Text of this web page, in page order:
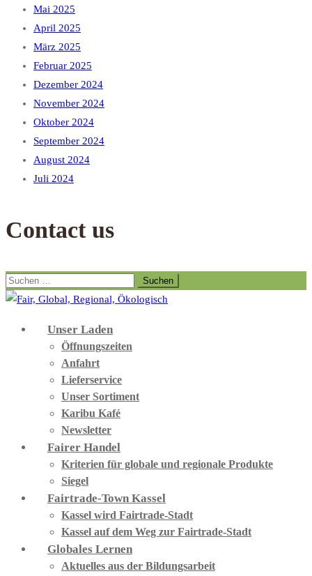
Mai 2025
April 2025
März 2025
Februar 2025
Dezember 2024
November 2024
Oktober 2024
September 2024
August 2024
Juli 2024
Contact us
Suchen
nach:
Unser Laden
Öffnungszeiten
Anfahrt
Lieferservice
Unser Sortiment
Karibu Kafé
Newsletter
Fairer Handel
Kriterien für globale und regionale Produkte
Siegel
Fairtrade-Town Kassel
Kassel wird Fairtrade-Stadt
Kassel auf dem Weg zur Fairtrade-Stadt
Globales Lernen
Aktuelles aus der Bildungsarbeit